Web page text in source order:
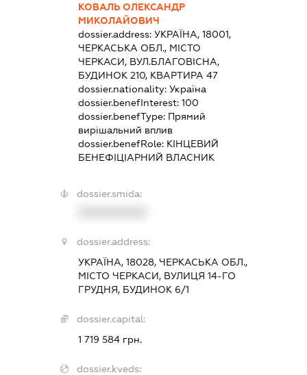
КОВАЛЬ ОЛЕКСАНДР
МИКОЛАЙОВИЧ
dossier.address: УКРАЇНА, 18001,
ЧЕРКАСЬКА ОБЛ., МІСТО
ЧЕРКАСИ, ВУЛ.БЛАГОВІСНА,
БУДИНОК 210, КВАРТИРА 47
dossier.nationality: Україна
dossier.benefInterest: 100
dossier.benefType: Прямий
вирішальний вплив
dossier.benefRole: КІНЦЕВИЙ
БЕНЕФІЦІАРНИЙ ВЛАСНИК
dossier.smida:
dossier.address:
УКРАЇНА, 18028, ЧЕРКАСЬКА ОБЛ.,
МІСТО ЧЕРКАСИ, ВУЛИЦЯ 14-ГО
ГРУДНЯ, БУДИНОК 6/1
dossier.capital:
1 719 584 грн.
dossier.kveds: